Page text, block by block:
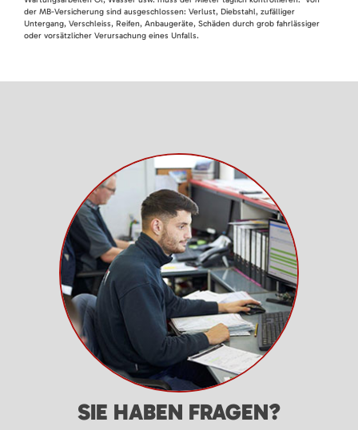
der MB-Versicherung sind ausgeschlossen: Verlust, Diebstahl, zufälliger
Untergang, Verschleiss, Reifen, Anbaugeräte, Schäden durch grob fahrlässiger
oder vorsätzlicher Verursachung eines Unfalls.
SIE HABEN FRAGEN?